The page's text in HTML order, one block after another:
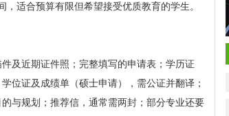
适合预算有限但希望接受优质教育的学生。
及近期证件照；完整填写的申请表；学历证
位证及成绩单（硕士申请），需公证并翻译；
与规划；推荐信，通常需两封；部分专业还要